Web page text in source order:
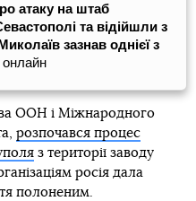
атаку на штаб
та відійшли з
зазнав однієї з
ООН і Міжнародного
розпочався процес
з території заводу
росія дала
полоненим.